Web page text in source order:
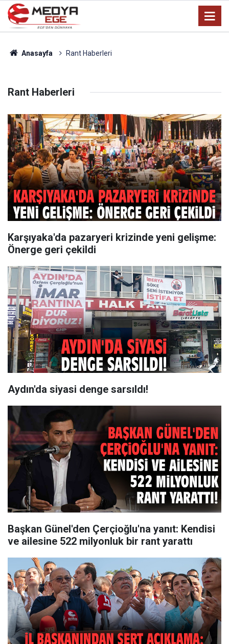
Anasayfa Rant Haberleri
Rant Haberleri
Karşıyaka'da pazaryeri krizinde yeni gelişme:
Önerge geri çekildi
Aydın'da siyasi denge sarsıldı!
Başkan Günel'den Çerçioğlu'na yanıt: Kendisi
ve ailesine 522 milyonluk bir rant yarattı